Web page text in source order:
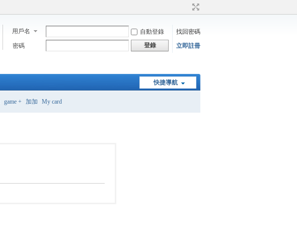
用戶名 自動登錄
找回密碼
密碼
登錄 立即註冊
快捷導航
game + 加加 My card